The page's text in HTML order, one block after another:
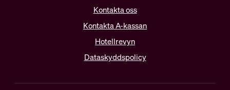
Kontakta oss
Kontakta A-kassan
Hotellrevyn
Dataskyddspolicy